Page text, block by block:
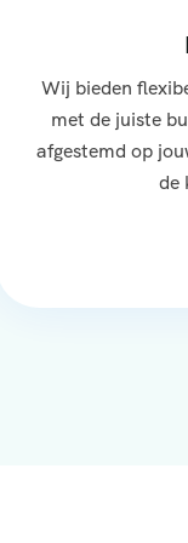
Wij bieden
met de juiste
afgestemd op
de